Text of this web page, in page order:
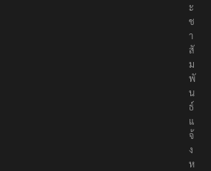
ะ
ช
า
สั
ม
พั
น
ธ์
แ
จ้
ง
ห